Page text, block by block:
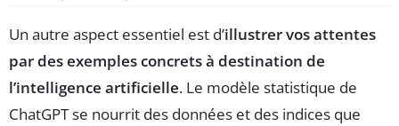
Un autre aspect essentiel est d’illustrer vos attentes
par des exemples concrets à destination de
l’intelligence artificielle. Le modèle statistique de
ChatGPT se nourrit des données et des indices que